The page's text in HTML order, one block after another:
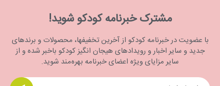
مشترک خبرنامه کودکو شوید!
با عضویت در خبرنامه کودکو از آخرین تخفیفها، محصولات و برندهای
جدید و سایر اخبار و رویدادهای هیجان انگیز کودکو باخبر شده و از
سایر مزایای ویژه اعضای خبرنامه بهره‌مند شوید.